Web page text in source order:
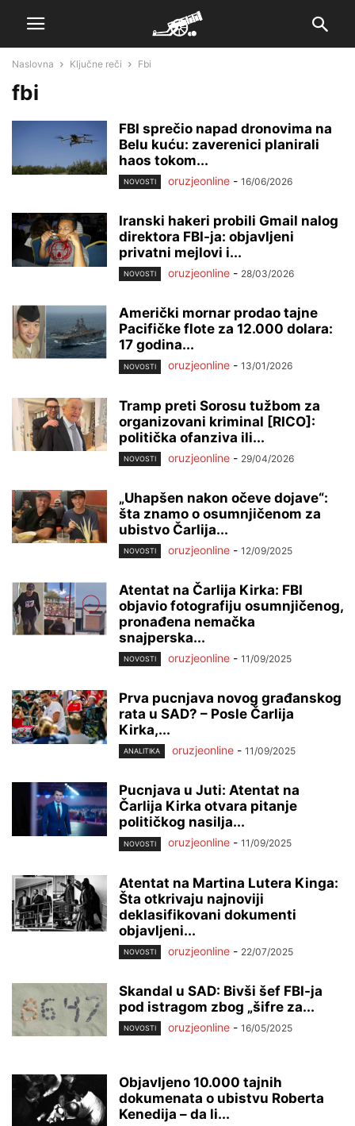
Naslovna Ključne reči Fbi
fbi
FBI sprečio napad dronovima na
Belu kuću: zaverenici planirali
haos tokom...
NOVOSTI oruzjeonline - 16/06/2026
Iranski hakeri probili Gmail nalog
direktora FBI-ja: objavljeni
privatni mejlovi i...
NOVOSTI oruzjeonline - 28/03/2026
Američki mornar prodao tajne
Pacifičke flote za 12.000 dolara:
17 godina...
NOVOSTI oruzjeonline - 13/01/2026
Tramp preti Sorosu tužbom za
organizovani kriminal [RICO]:
politička ofanziva ili...
NOVOSTI oruzjeonline - 29/04/2026
„Uhapšen nakon očeve dojave“:
šta znamo o osumnjičenom za
ubistvo Čarlija...
NOVOSTI oruzjeonline - 12/09/2025
Atentat na Čarlija Kirka: FBI
objavio fotografiju osumnjičenog,
pronađena nemačka
snajperska...
NOVOSTI oruzjeonline - 11/09/2025
Prva pucnjava novog građanskog
rata u SAD? – Posle Čarlija
Kirka,...
ANALITIKA oruzjeonline - 11/09/2025
Pucnjava u Juti: Atentat na
Čarlija Kirka otvara pitanje
političkog nasilja...
NOVOSTI oruzjeonline - 11/09/2025
Atentat na Martina Lutera Kinga:
Šta otkrivaju najnoviji
deklasifikovani dokumenti
objavljeni...
NOVOSTI oruzjeonline - 22/07/2025
Skandal u SAD: Bivši šef FBI-ja
pod istragom zbog „šifre za...
NOVOSTI oruzjeonline - 16/05/2025
Objavljeno 10.000 tajnih
dokumenata o ubistvu Roberta
Kenedija – da li...